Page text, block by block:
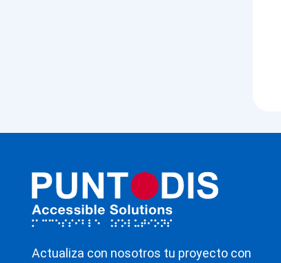
Actualiza con nosotros tu proyecto con